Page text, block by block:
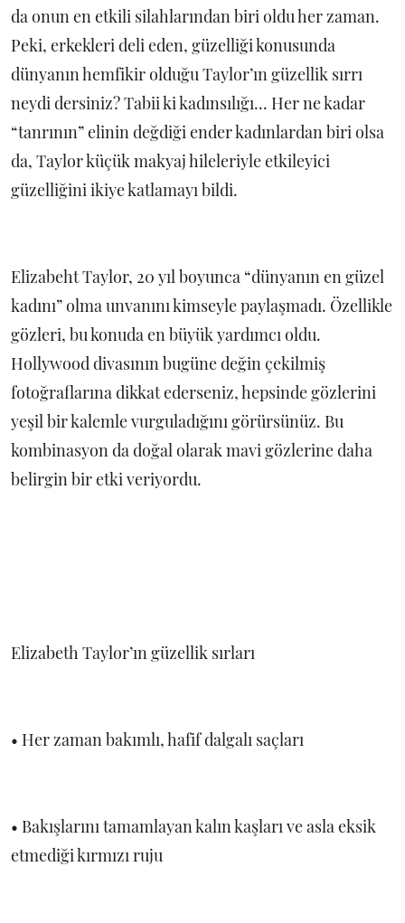
da onun en etkili silahlarından biri oldu her zaman.
Peki, erkekleri deli eden, güzelliği konusunda
dünyanın hemfikir olduğu Taylor’ın güzellik sırrı
neydi dersiniz? Tabii ki kadınsılığı... Her ne kadar
“tanrının” elinin değdiği ender kadınlardan biri olsa
da, Taylor küçük makyaj hileleriyle etkileyici
güzelliğini ikiye katlamayı bildi.
Elizabeht Taylor, 20 yıl boyunca “dünyanın en güzel
kadını” olma unvanını kimseyle paylaşmadı. Özellikle
gözleri, bu konuda en büyük yardımcı oldu.
Hollywood divasının bugüne değin çekilmiş
fotoğraflarına dikkat ederseniz, hepsinde gözlerini
yeşil bir kalemle vurguladığını görürsünüz. Bu
kombinasyon da doğal olarak mavi gözlerine daha
belirgin bir etki veriyordu.
Elizabeth Taylor’ın güzellik sırları
• Her zaman bakımlı, hafif dalgalı saçları
• Bakışlarını tamamlayan kalın kaşları ve asla eksik
etmediği kırmızı ruju